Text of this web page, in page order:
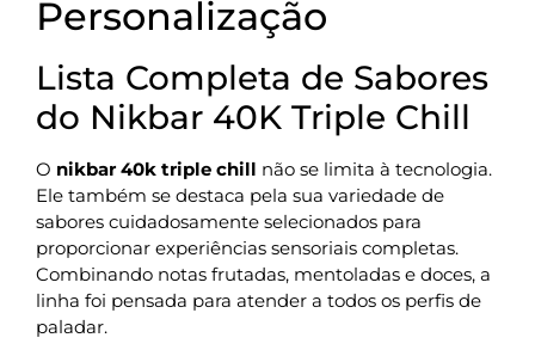
Personalização
Lista Completa de Sabores
do Nikbar 40K Triple Chill
O nikbar 40k triple chill não se limita à tecnologia.
Ele também se destaca pela sua variedade de
sabores cuidadosamente selecionados para
proporcionar experiências sensoriais completas.
Combinando notas frutadas, mentoladas e doces, a
linha foi pensada para atender a todos os perfis de
paladar.